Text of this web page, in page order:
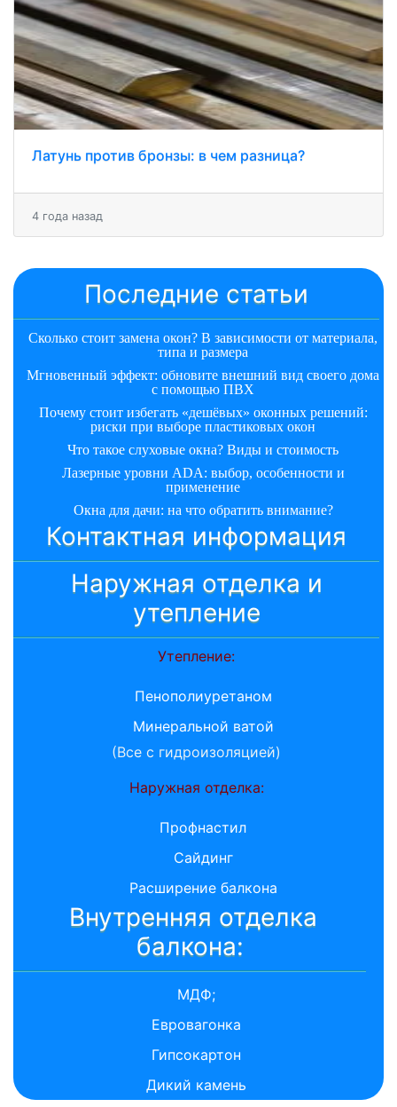
Латунь против бронзы: в чем разница?
4 года назад
Последние статьи
Сколько стоит замена окон? В зависимости от материала,
типа и размера
Мгновенный эффект: обновите внешний вид своего дома
с помощью ПВХ
Почему стоит избегать «дешёвых» оконных решений:
риски при выборе пластиковых окон
Что такое слуховые окна? Виды и стоимость
Лазерные уровни ADA: выбор, особенности и
применение
Окна для дачи: на что обратить внимание?
Контактная информация
Наружная отделка и
утепление
Утепление:
Пенополиуретаном
Минеральной ватой
(Все с гидроизоляцией)
Наружная отделка:
Профнастил
Сайдинг
Расширение балкона
Внутренняя отделка
балкона:
МДФ;
Евровагонка
Гипсокартон
Дикий камень